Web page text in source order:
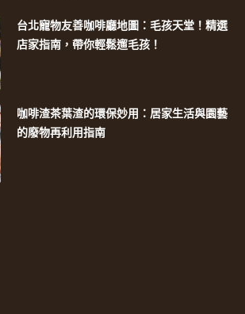
台北寵物友善咖啡廳地圖：毛孩天堂！精選
店家指南，帶你輕鬆遛毛孩！
咖啡渣茶葉渣的環保妙用：居家生活與園藝
的廢物再利用指南